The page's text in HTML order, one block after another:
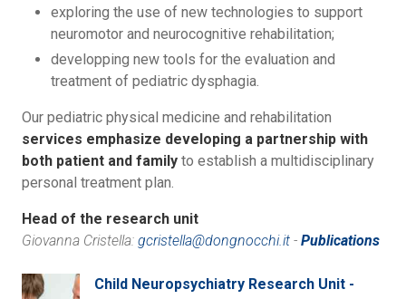
exploring the use of new technologies to support
neuromotor and neurocognitive rehabilitation;
developping new tools for the evaluation and
treatment of pediatric dysphagia.
Our pediatric physical medicine and rehabilitation
services emphasize developing a partnership with
both patient and family to establish a multidisciplinary
personal treatment plan.
Head of the research unit
Giovanna Cristella: gcristella@dongnocchi.it - Publications
Child Neuropsychiatry Research Unit -